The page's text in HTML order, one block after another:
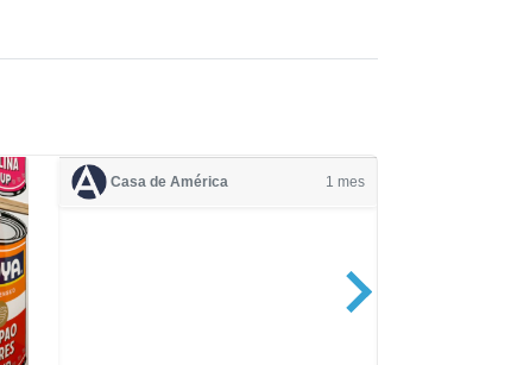
Casa de América 1 mes